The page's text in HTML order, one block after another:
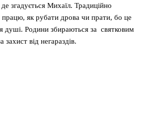
згадується Михаїл. Традиційно
як рубати дрова чи прати, бо це
душі. Родини збираються за святковим
захист від негараздів.